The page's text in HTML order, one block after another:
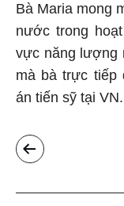
Bà Maria mong
nước trong
vực năng lượng
mà bà trực tiếp
án tiến sỹ tại VN.